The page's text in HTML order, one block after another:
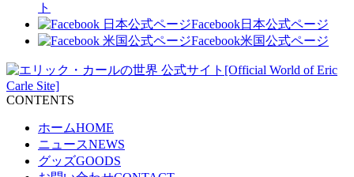
ト
Facebook日本公式ページ
Facebook米国公式ページ
CONTENTS
ホームHOME
ニュースNEWS
グッズGOODS